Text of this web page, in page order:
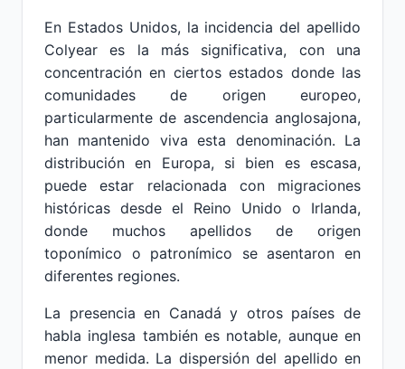
En Estados Unidos, la incidencia del apellido
Colyear es la más significativa, con una
concentración en ciertos estados donde las
comunidades de origen europeo,
particularmente de ascendencia anglosajona,
han mantenido viva esta denominación. La
distribución en Europa, si bien es escasa,
puede estar relacionada con migraciones
históricas desde el Reino Unido o Irlanda,
donde muchos apellidos de origen
toponímico o patronímico se asentaron en
diferentes regiones.
La presencia en Canadá y otros países de
habla inglesa también es notable, aunque en
menor medida. La dispersión del apellido en